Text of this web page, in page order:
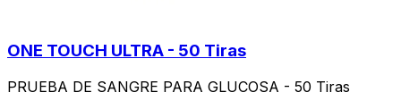
ONE TOUCH ULTRA - 50 Tiras
PRUEBA DE SANGRE PARA GLUCOSA - 50 Tiras